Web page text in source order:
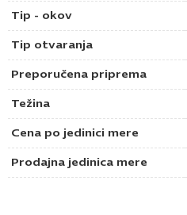
Tip - okov
Tip otvaranja
Preporučena priprema
Težina
Cena po jedinici mere
Prodajna jedinica mere